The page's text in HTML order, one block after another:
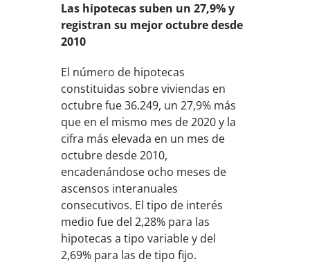
Las hipotecas suben un 27,9% y
registran su mejor octubre desde
2010
El número de hipotecas
constituidas sobre viviendas en
octubre fue 36.249, un 27,9% más
que en el mismo mes de 2020 y la
cifra más elevada en un mes de
octubre desde 2010,
encadenándose ocho meses de
ascensos interanuales
consecutivos. El tipo de interés
medio fue del 2,28% para las
hipotecas a tipo variable y del
2,69% para las de tipo fijo.